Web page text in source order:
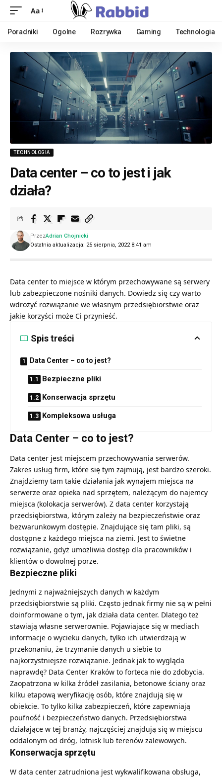
Aa
Poradniki Ogolne Rozrywka Gaming Technologia
TECHNOLOGIA
Data center – co to jest i jak
działa?
Ostatnia aktualizacja: 25 sierpnia, 2022 8:41 am
PrzezAdrian Chojnicki
Data center to miejsce w którym przechowywane są serwery
lub zabezpieczone nośniki danych. Dowiedz się czy warto
wdrożyć rozwiązanie we własnym przedsiębiorstwie oraz
jakie korzyści może Ci przynieść.
Spis treści
Data Center – co to jest?
Bezpieczne pliki
Konserwacja sprzętu
Kompleksowa usługa
Data Center – co to jest?
Data center jest miejscem przechowywania serwerów.
Zakres usług firm, które się tym zajmują, jest bardzo szeroki.
Znajdziemy tam takie działania jak wynajem miejsca na
serwerze oraz opieka nad sprzętem, należącym do najemcy
miejsca (kolokacja serwerów). Z data center korzystają
przedsiębiorstwa, którym zależy na bezpieczeństwie oraz
bezwarunkowym dostępie. Znajdujące się tam pliki, są
dostępne z każdego miejsca na ziemi. Jest to świetne
rozwiązanie, gdyż umożliwia dostęp dla pracowników i
klientów o dowolnej porze.
Bezpieczne pliki
Jednymi z najważniejszych danych w każdym
przedsiębiorstwie są pliki. Często jednak firmy nie są w pełni
doinformowane o tym, jak działa data center. Dlatego też
stawiają własne serwerownie. Pojawiające się w mediach
informacje o wycieku danych, tylko ich utwierdzają w
przekonaniu, że trzymanie danych u siebie to
najkorzystniejsze rozwiązanie. Jednak jak to wygląda
naprawdę? Data Center Kraków to forteca nie do zdobycia.
Zaopatrzona w kilka źródeł zasilania, betonowe ściany oraz
kilku etapową weryfikację osób, które znajdują się w
obiekcie. To tylko kilka zabezpieczeń, które zapewniają
poufność i bezpieczeństwo danych. Przedsiębiorstwa
działające w tej branży, najczęściej znajdują się w miejscu
oddalonym od dróg, lotnisk lub terenów zalewowych.
Konserwacja sprzętu
W data center zatrudniona jest wykwalifikowana obsługa,